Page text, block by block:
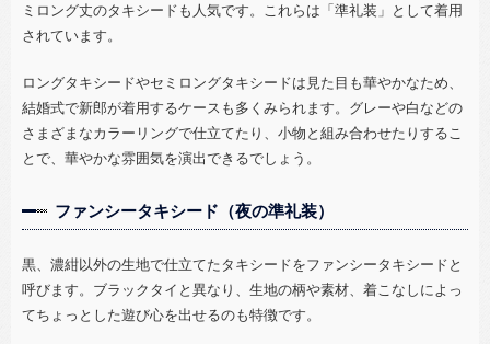
ミロング丈のタキシードも人気です。これらは「準礼装」として着用
されています。
ロングタキシードやセミロングタキシードは見た目も華やかなため、
結婚式で新郎が着用するケースも多くみられます。グレーや白などの
さまざまなカラーリングで仕立てたり、小物と組み合わせたりするこ
とで、華やかな雰囲気を演出できるでしょう。
ファンシータキシード（夜の準礼装）
黒、濃紺以外の生地で仕立てたタキシードをファンシータキシードと
呼びます。ブラックタイと異なり、生地の柄や素材、着こなしによっ
てちょっとした遊び心を出せるのも特徴です。